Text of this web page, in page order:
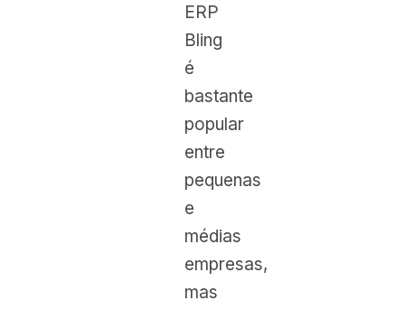
ERP
Bling
é
bastante
popular
entre
pequenas
e
médias
empresas,
mas